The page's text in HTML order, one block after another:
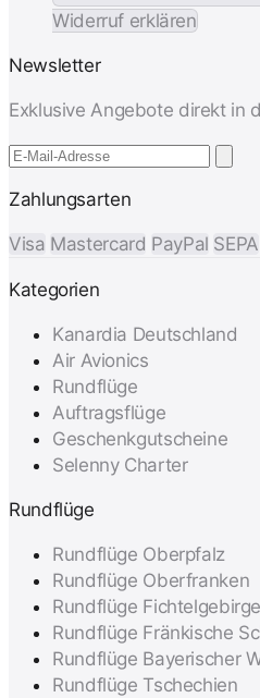
Widerruf erklären
Newsletter
Exklusive Angebote direkt in
Zahlungsarten
Visa Mastercard PayPal SEPA
Kategorien
Kanardia Deutschland
Air Avionics
Rundflüge
Auftragsflüge
Geschenkgutscheine
Selenny Charter
Rundflüge
Rundflüge Oberpfalz
Rundflüge Oberfranken
Rundflüge Fichtelgebirge
Rundflüge Fränkische
Rundflüge Bayerischer
Rundflüge Tschechien